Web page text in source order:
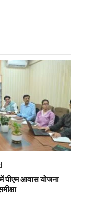
पीएम आवास योजना